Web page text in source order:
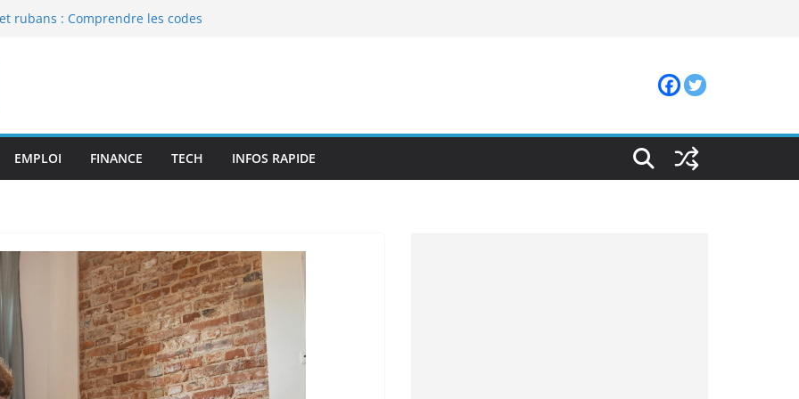
rubans : Comprendre les codes
d’un marché public ?
cassée, c’est votre liste qui l’est
EMPLOI FINANCE TECH INFOS RAPIDE